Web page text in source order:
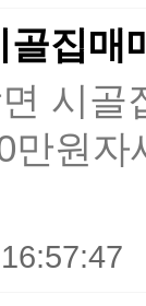
골집매
시
만원